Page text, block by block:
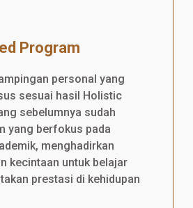
Program
personal yang
sesuai hasil Holistic
sebelumnya sudah
yang berfokus pada
menghadirkan
kecintaan untuk belajar
prestasi di kehidupan